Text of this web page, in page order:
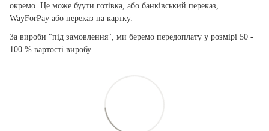
окремо. Це може буути готівка, або банківський переказ,
WayForPay або переказ на картку.
За вироби "під замовлення", ми беремо передоплату у розмірі 50 -
100 % вартості виробу.